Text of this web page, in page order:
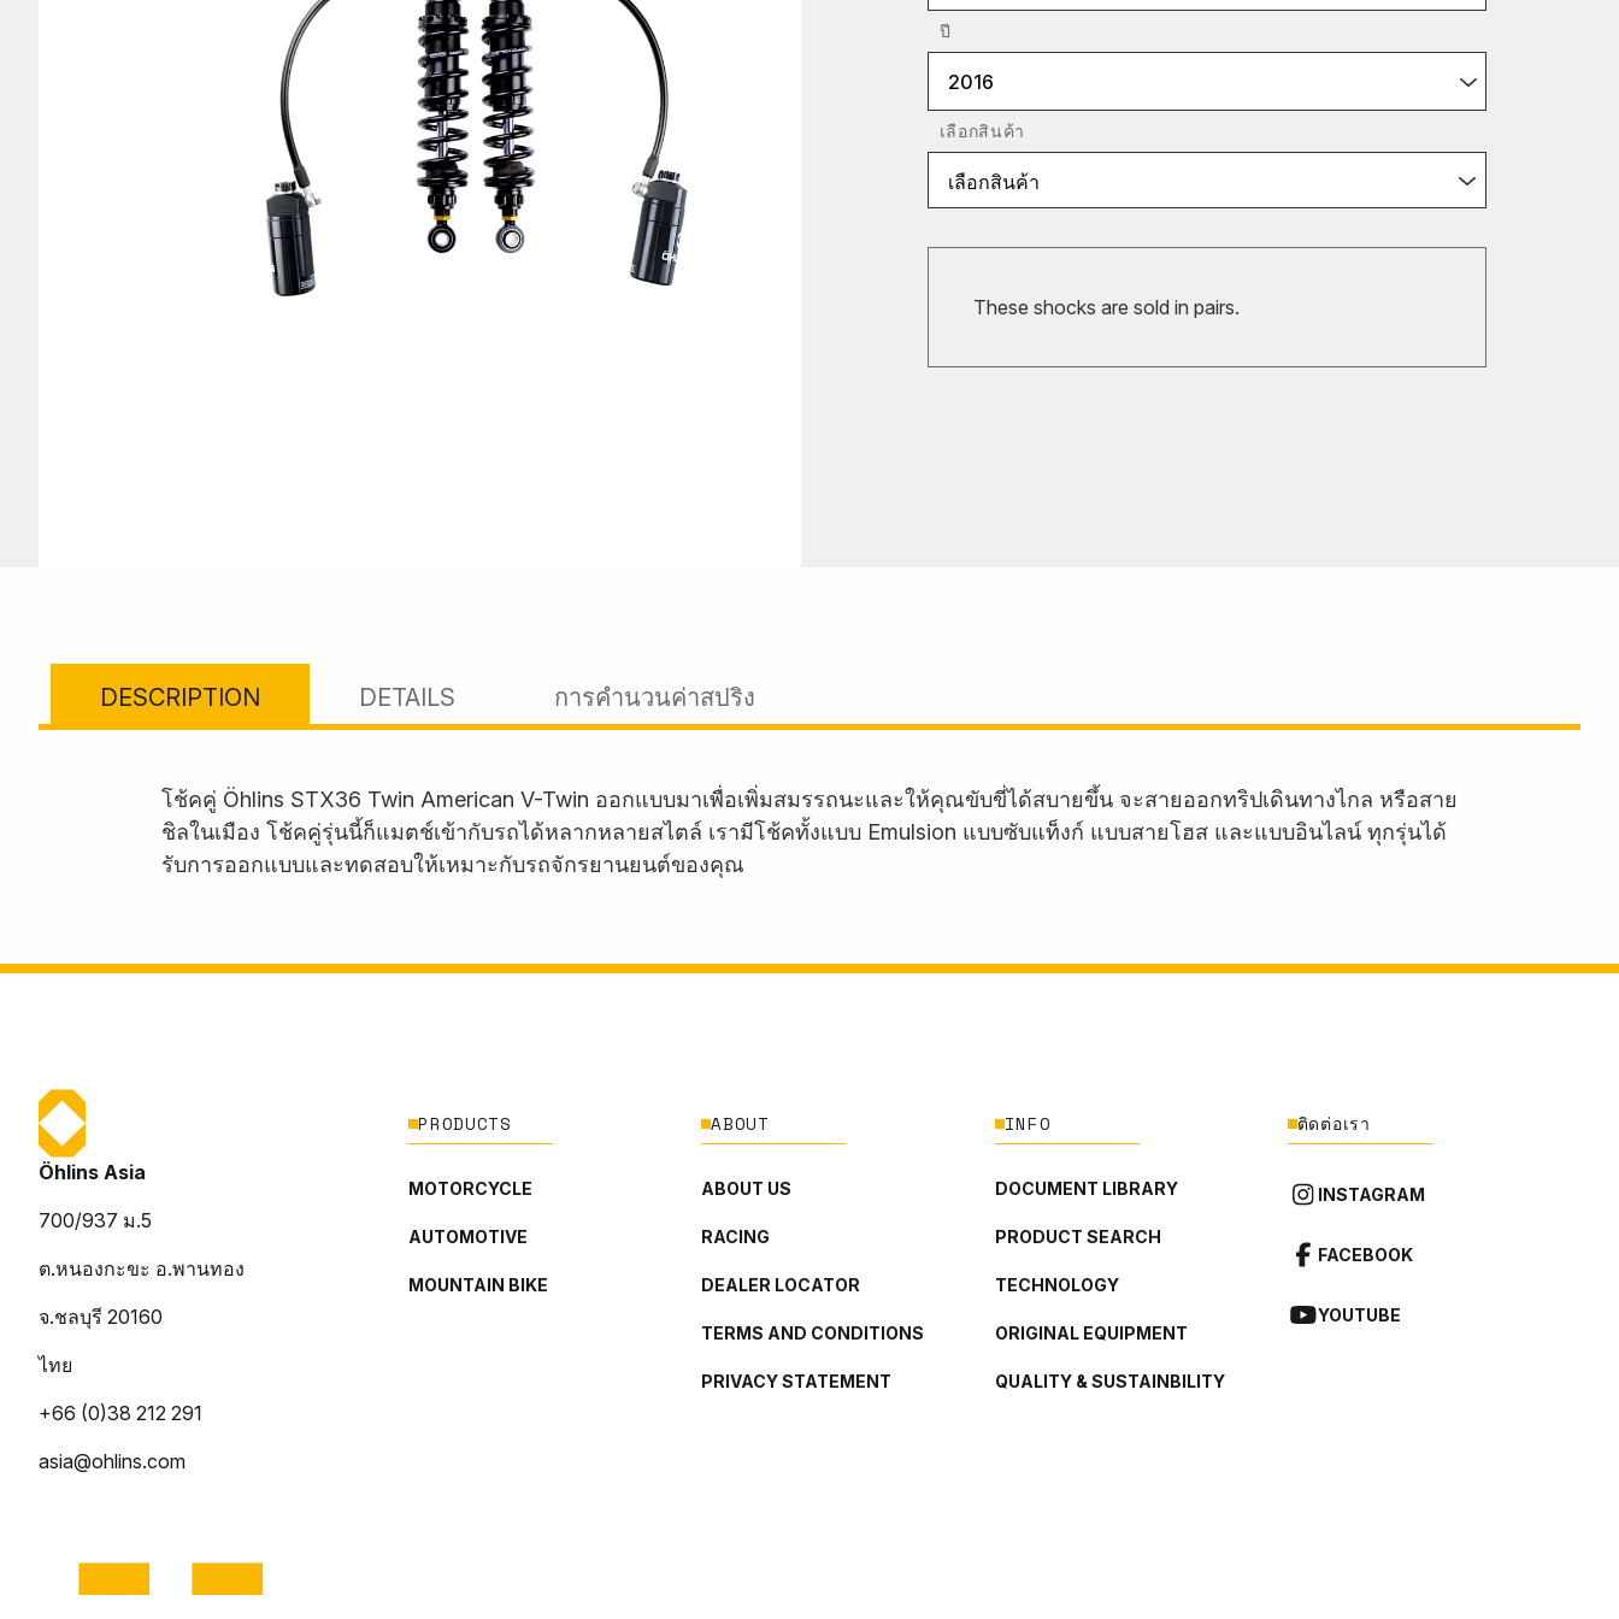
ปี
2016
เลือกสินค้า
เลือกสินค้า
These shocks are sold in pairs.
DESCRIPTION DETAILS การคำนวนค่าสปริง
โช้คคู่ Öhlins STX36 Twin American V-Twin ออกแบบมาเพื่อเพิ่มสมรรถนะและให้คุณขับขี่ได้สบายขึ้น จะสายออกทริปเดินทางไกล หรือสาย
ชิลในเมือง โช้คคู่รุ่นนี้ก็แมตช์เข้ากับรถได้หลากหลายสไตล์ เรามีโช้คทั้งแบบ Emulsion แบบซับแท็งก์ แบบสายโฮส และแบบอินไลน์ ทุกรุ่นได้
รับการออกแบบและทดสอบให้เหมาะกับรถจักรยานยนต์ของคุณ
Öhlins Asia
700/937 ม.5
ต.หนองกะขะ อ.พานทอง
จ.ชลบุรี 20160
ไทย
+66 (0)38 212 291
asia@ohlins.com
PRODUCTS
MOTORCYCLE
AUTOMOTIVE
MOUNTAIN BIKE
ABOUT
ABOUT US
RACING
DEALER LOCATOR
TERMS AND CONDITIONS
PRIVACY STATEMENT
INFO
DOCUMENT LIBRARY
PRODUCT SEARCH
TECHNOLOGY
ORIGINAL EQUIPMENT
QUALITY & SUSTAINBILITY
ติดต่อเรา
INSTAGRAM
FACEBOOK
YOUTUBE